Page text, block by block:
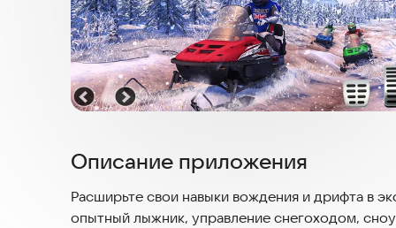
Описание приложения
Расширьте свои навыки вождения и дрифта в
опытный лыжник, управление снегоходом,